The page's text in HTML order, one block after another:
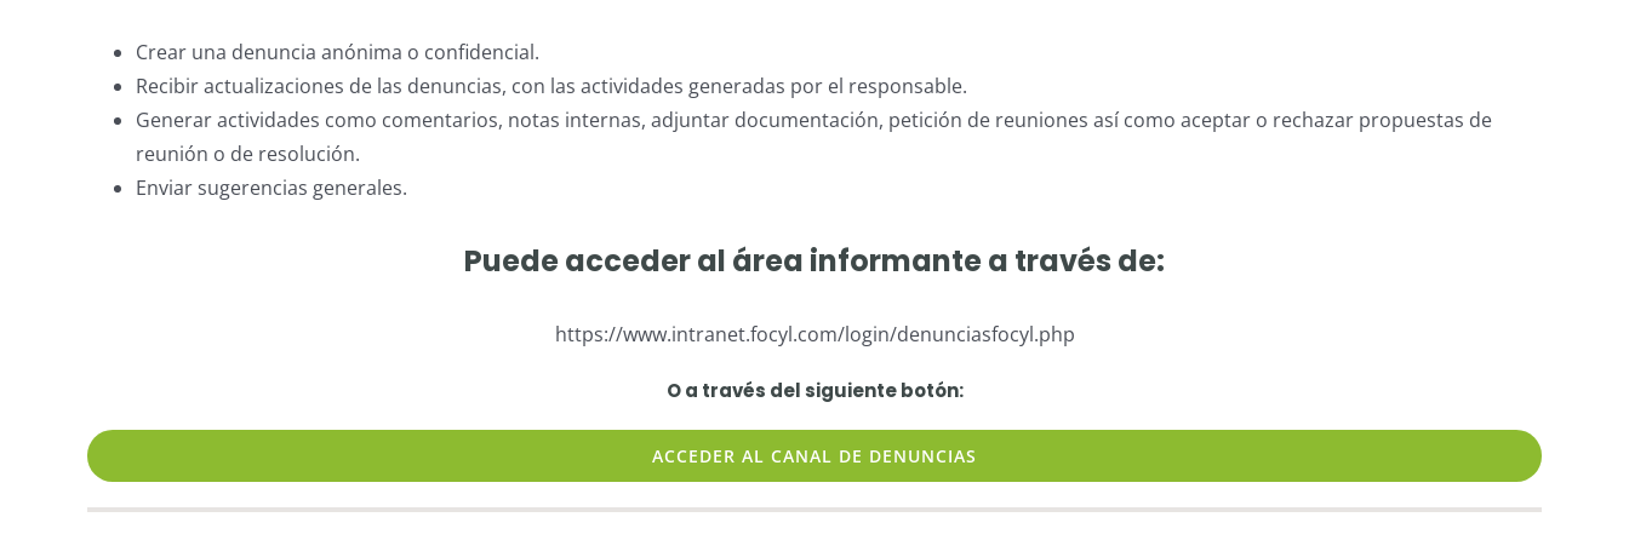
Crear una denuncia anónima o confidencial.
Recibir actualizaciones de las denuncias, con las actividades generadas por el responsable.
Generar actividades como comentarios, notas internas, adjuntar documentación, petición de reuniones así como aceptar o rechazar propuestas de
reunión o de resolución.
Enviar sugerencias generales.
Puede acceder al área informante a través de:
https://www.intranet.focyl.com/login/denunciasfocyl.php
O a través del siguiente botón:
ACCEDER AL CANAL DE DENUNCIAS